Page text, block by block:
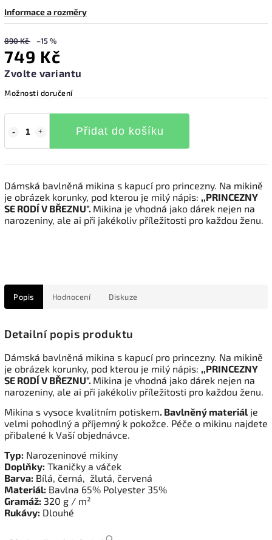
Informace a rozměry
890 Kč –15 %
749 Kč
Zvolte variantu
Možnosti doručení
Přidat do košíku
Dámská bavlněná mikina s kapucí pro princezny. Na mikině
je obrázek korunky, pod kterou je milý nápis: ,,PRINCEZNY
SE RODÍ V BŘEZNU". Mikina je vhodná jako dárek nejen na
narozeniny, ale ai při jakékoliv příležitosti pro každou ženu.
Popis Hodnocení Diskuze
Detailní popis produktu
Dámská bavlněná mikina s kapucí pro princezny. Na mikině
je obrázek korunky, pod kterou je milý nápis: ,,PRINCEZNY
SE RODÍ V BŘEZNU". Mikina je vhodná jako dárek nejen na
narozeniny, ale ai při jakékoliv příležitosti pro každou ženu.
Mikina s vysoce kvalitním potiskem. Bavlněný materiál je
velmi pohodlný a příjemný k pokožce. Péče o mikinu najdete
přibalené k Vaší objednávce.
Typ: Narozeninové mikiny
Doplňky: Tkaničky a váček
Barva: Bílá, černá, žlutá, červená
Materiál: Bavlna 65% Polyester 35%
Gramáž: 320 g / m²
Rukávy: Dlouhé